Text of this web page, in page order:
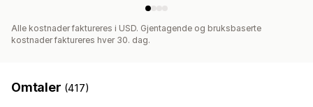
Alle kostnader faktureres i USD. Gjentagende og bruksbaserte
kostnader faktureres hver 30. dag.
Omtaler (417)